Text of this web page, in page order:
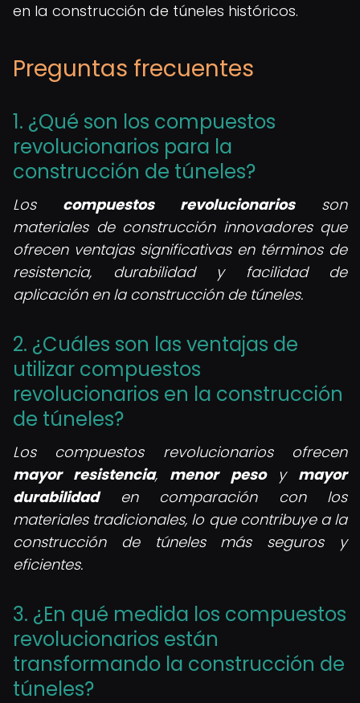
en la construcción de túneles históricos.
Preguntas frecuentes
1. ¿Qué son los compuestos
revolucionarios para la
construcción de túneles?
Los compuestos revolucionariosson
materiales de construcción innovadores que
ofrecen ventajas significativas en términos de
resistencia, durabilidad y facilidad de
aplicación en la construcción de túneles.
2. ¿Cuáles son las ventajas de
utilizar compuestos
revolucionarios en la construcción
de túneles?
Los compuestos revolucionarios ofrecen
mayor resistencia, menor pesoy mayor
durabilidaden comparación con los
materiales tradicionales, lo que contribuye a la
construcción de túneles más seguros y
eficientes.
3. ¿En qué medida los compuestos
revolucionarios están
transformando la construcción de
túneles?